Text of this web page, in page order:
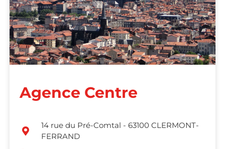
Agence Centre
14 rue du Pré-Comtal - 63100 CLERMONT-
FERRAND